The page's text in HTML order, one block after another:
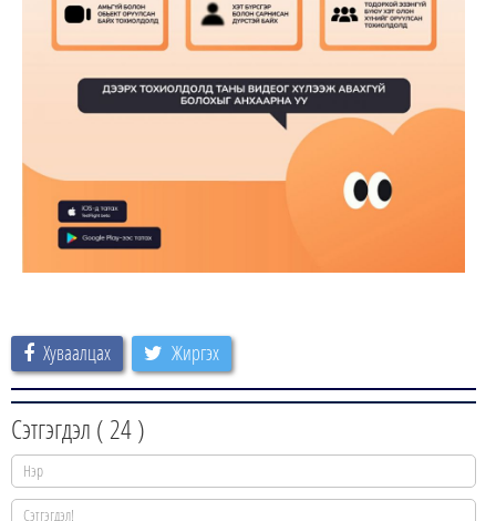
Хуваалцах Жиргэх
Сэтгэгдэл (24)